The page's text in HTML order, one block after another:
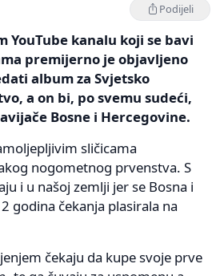
Podijeli
YouTube kanalu koji se bavi
premijerno je objavljeno
album za Svjetsko
a on bi, po svemu sudeći,
Bosne i Hercegovine.
sličicama
nogometnog prvenstva. S
i u našoj zemlji jer se Bosna i
godina čekanja plasirala na
čekaju da kupe svoje prve